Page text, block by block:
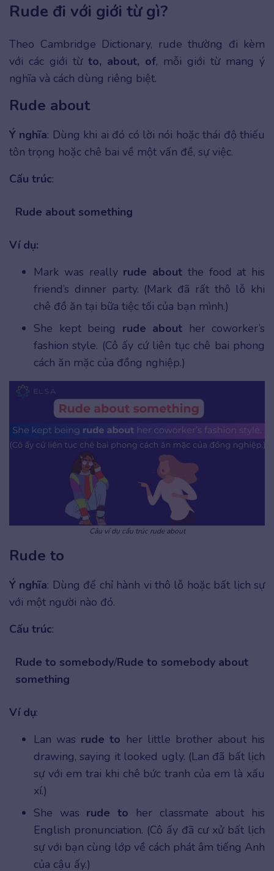
Rude đi với giới từ gì?
Theo Cambridge Dictionary, rude thường đi kèm
với các giới từ to, about, of, mỗi giới từ mang ý
nghĩa và cách dùng riêng biệt.
Rude about
Ý nghĩa: Dùng khi ai đó có lời nói hoặc thái độ thiếu
tôn trọng hoặc chê bai về một vấn đề, sự việc.
Cấu trúc:
Rude about something
Ví dụ:
Mark was really rude about the food at his
friend’s dinner party. (Mark đã rất thô lỗ khi
chê đồ ăn tại bữa tiệc tối của bạn mình.)
She kept being rude about her coworker’s
fashion style. (Cô ấy cứ liên tục chê bai phong
cách ăn mặc của đồng nghiệp.)
Câu ví dụ cấu trúc rude about
Rude to
Ý nghĩa: Dùng để chỉ hành vi thô lỗ hoặc bất lịch sự
với một người nào đó.
Cấu trúc:
Rude to somebody/Rude to somebody about
something
Ví dụ:
Lan was rude to her little brother about his
drawing, saying it looked ugly. (Lan đã bất lịch
sự với em trai khi chê bức tranh của em là xấu
xí.)
She was rude to her classmate about his
English pronunciation. (Cô ấy đã cư xử bất lịch
sự với bạn cùng lớp về cách phát âm tiếng Anh
của cậu ấy.)